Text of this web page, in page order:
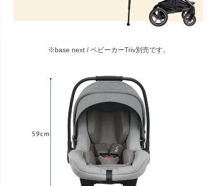
※base next / ベビーカーTriv別売です。